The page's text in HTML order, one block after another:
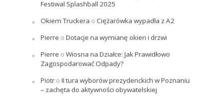
Festiwal Splashball 2025
Okiem Truckera o Ciężarówka wypadła z A2
Pierre o Dotacje na wymianę okien i drzwi
Pierre o Wiosna na Działce: Jak Prawidłowo
Zagospodarować Odpady?
Piotro II tura wyborów prezydenckich w Poznaniu
– zachęta do aktywności obywatelskiej